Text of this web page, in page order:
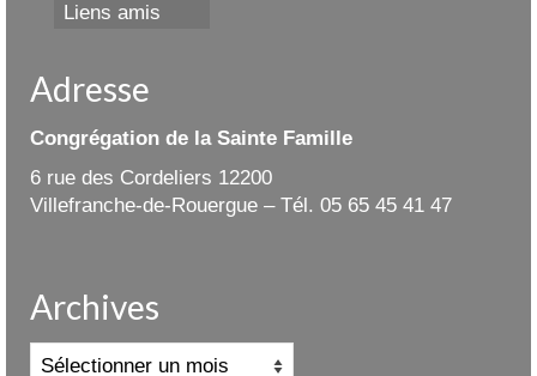
Liens amis
Adresse
Congrégation de la Sainte Famille
6 rue des Cordeliers 12200
Villefranche-de-Rouergue – Tél. 05 65 45 41 47
Archives
Archives